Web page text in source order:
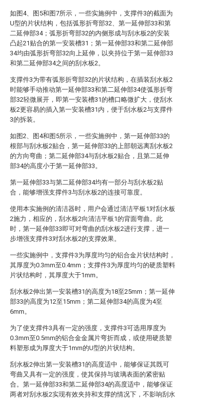
如图4、图5和图7所示，一些实施例中，支撑件3的截面为
U型的片状结构，包括弧形折弯部32、第一延伸部33和第
二延伸部34；弧形折弯部32的内侧形成与刮水板2的安装
凸起21贴合的第一安装槽31；第一延伸部33和第二延伸部
34均由弧形折弯部32向上延伸，以夹持位于第一延伸部33
和第二延伸部34之间的刮水板2。
支撑件3为带有弧形折弯部32的片状结构，在插装刮水板2
时能够手动推动第一延伸部33和第二延伸部34使弧形折弯
部32轻微展开，即第一安装槽31的槽口略微扩大，使刮水
板2更容易的插入第一安装槽31内，便于刮水板2与支撑件
3的拆装。
如图2、图4和图5所示，一些实施例中，第一延伸部33的
根部与刮水板2贴合，第一延伸部33的上部朝远离刮水板2
的方向弯曲；第二延伸部34与刮水板2贴合，且第二延伸
部34的高度小于第一延伸部33。
第一延伸部33与第二延伸部34均有一部分与刮水板2贴
合，能够增强支撑件3与刮水板2的连接可靠度。
使用本实施例的清洁器时，用户会通过清洁平板1对刮水板
2施力，相应的，刮水板2向清洁平板1的背面弯曲。此
时，第一延伸部33即可对弯曲的刮水板2进行支撑，进一
步增强支撑件3对刮水板2的支撑效果。
一些实施例中，支撑件3为厚度均匀的铝合金片状结构时，
其厚度为0.3mm至0.4mm；支撑件3为厚度均匀的硬质塑料
片状结构时，其厚度大于1mm。
刮水板2伸出第一安装槽31的高度为18至25mm；第一延伸
部33的高度为12至15mm；第二延伸部34的高度为4至
6mm。
为了使支撑件3具有一定的强度，支撑件3可选用厚度为
0.3mm至0.5mm的铝合金金属片弯折而成，或使用硬质塑
料塑形成为厚度大于1mm的U型的片状结构。
刮水板2伸出第一安装槽31的高度适中，能够保证其既可
弯曲又具有一定的强度，使其保持与玻璃表面的紧密贴
合。第一延伸部33和第二延伸部34的高度适中，能够保证
两者对刮水板2实现有效夹持和支撑的情况下，不影响刮水